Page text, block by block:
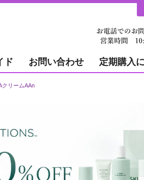
ド お問い合わせ 定期購入
クリームAAn